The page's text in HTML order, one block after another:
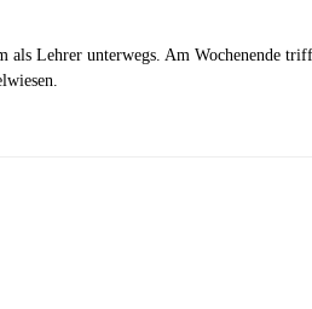
als Lehrer unterwegs. Am